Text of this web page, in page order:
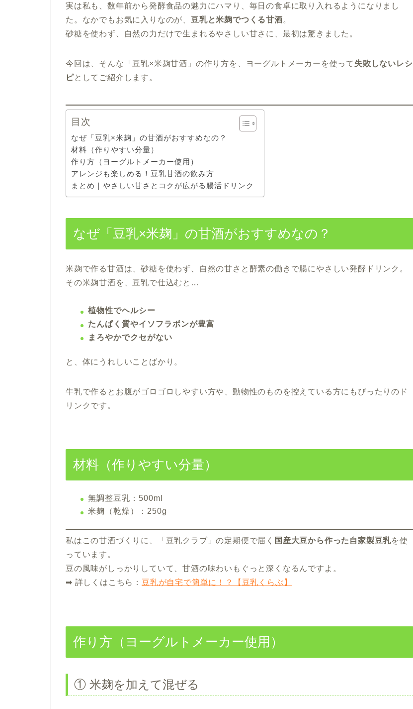
実は私も、数年前から発酵食品の魅力にハマり、毎日の食卓に取り入れるようになりまし
た。なかでもお気に入りなのが、 豆乳と米麹でつくる甘酒。
砂糖を使わず、自然の力だけで生まれるやさしい甘さに、最初は驚きました。
今回は、そんな「豆乳×米麹甘酒」の作り方を、ヨーグルトメーカーを使って 失敗しないレシ
ピとしてご紹介します。
目次
なぜ「豆乳×米麹」の甘酒がおすすめなの？
材料（作りやすい分量）
作り方（ヨーグルトメーカー使用）
アレンジも楽しめる！豆乳甘酒の飲み方
まとめ｜やさしい甘さとコクが広がる腸活ドリンク
なぜ「豆乳×米麹」の甘酒がおすすめなの？
米麹で作る甘酒は、砂糖を使わず、自然の甘さと酵素の働きで腸にやさしい発酵ドリンク。
その米麹甘酒を、豆乳で仕込むと…
植物性でヘルシー
たんぱく質やイソフラボンが豊富
まろやかでクセがない
と、体にうれしいことばかり。
牛乳で作るとお腹がゴロゴロしやすい方や、動物性のものを控えている方にもぴったりのド
リンクです。
材料（作りやすい分量）
無調整豆乳：500ml
米麹（乾燥）：250g
私はこの甘酒づくりに、「豆乳クラブ」の定期便で届く 国産大豆から作った自家製豆乳を使
っています。
豆の風味がしっかりしていて、甘酒の味わいもぐっと深くなるんですよ。
➡ 詳しくはこちら： 豆乳が自宅で簡単に！？【豆乳くらぶ】
作り方（ヨーグルトメーカー使用）
① 米麹を加えて混ぜる